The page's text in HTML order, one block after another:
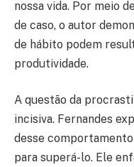
nossa vida. Por meio
de caso, o autor
de hábito podem
produtividade.
A questão da
incisiva. Fernandes
desse
para superá-lo. Ele